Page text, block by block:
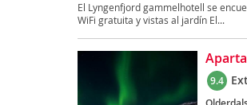
El Lyngenfjord gammelhotell se
WiFi gratuita y vistas al jardín El...
9.4